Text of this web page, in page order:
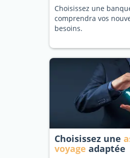
Choisissez une
comprendra vos
besoins.
Choisissez une
voyage adaptée